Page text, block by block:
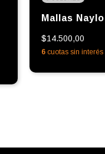
Mallas
$14.500,00
6 cuotas sin